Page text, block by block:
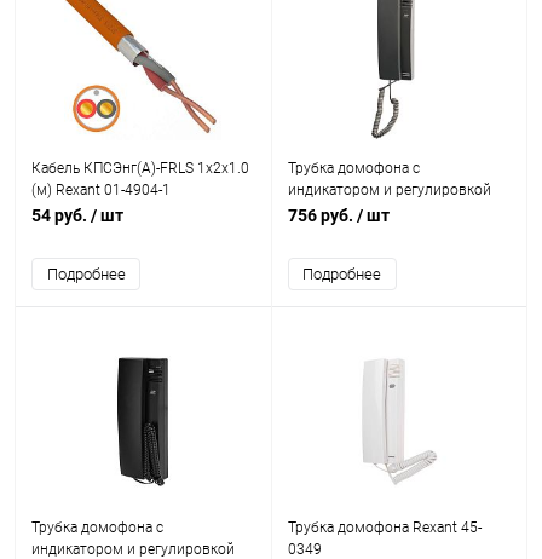
Кабель КПСЭнг(А)-FRLS 1х2х1.0
(м) Rexant 01-4904-1
54 руб. / шт
Подробнее
Трубка домофона с
индикатором и регулировкой
звука RX-321 сер. Rexant 45-
756 руб. / шт
Подробнее
Трубка домофона с
индикатором и регулировкой
Трубка домофона Rexant 45-
0349